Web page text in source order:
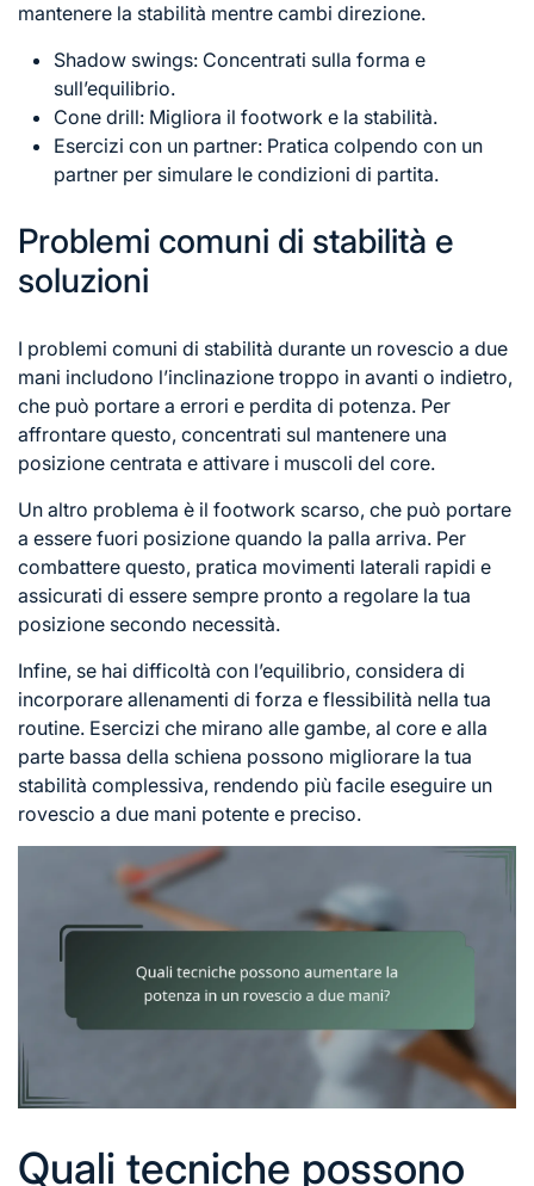
mantenere la stabilità mentre cambi direzione.
Shadow swings: Concentrati sulla forma e
sull’equilibrio.
Cone drill: Migliora il footwork e la stabilità.
Esercizi con un partner: Pratica colpendo con un
partner per simulare le condizioni di partita.
Problemi comuni di stabilità e
soluzioni
I problemi comuni di stabilità durante un rovescio a due
mani includono l’inclinazione troppo in avanti o indietro,
che può portare a errori e perdita di potenza. Per
affrontare questo, concentrati sul mantenere una
posizione centrata e attivare i muscoli del core.
Un altro problema è il footwork scarso, che può portare
a essere fuori posizione quando la palla arriva. Per
combattere questo, pratica movimenti laterali rapidi e
assicurati di essere sempre pronto a regolare la tua
posizione secondo necessità.
Infine, se hai difficoltà con l’equilibrio, considera di
incorporare allenamenti di forza e flessibilità nella tua
routine. Esercizi che mirano alle gambe, al core e alla
parte bassa della schiena possono migliorare la tua
stabilità complessiva, rendendo più facile eseguire un
rovescio a due mani potente e preciso.
Quali tecniche possono